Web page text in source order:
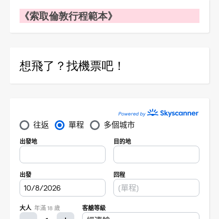
《索取倫敦行程範本》
想飛了？找機票吧！